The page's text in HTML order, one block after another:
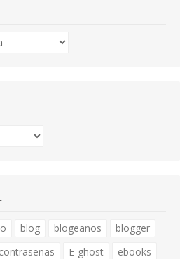
blog blogeaños
blogger
contraseñas E-ghost
ebooks